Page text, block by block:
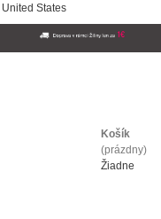
United States
Košík
(prázdny)
Žiadne